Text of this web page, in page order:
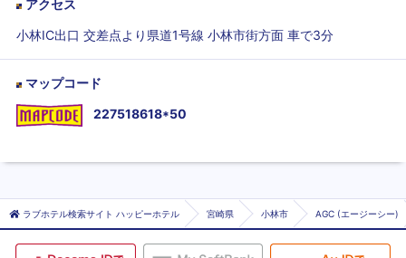
アクセス
小林IC出口 交差点より県道1号線 小林市街方面 車で3分
マップコード
227518618*50
ラブホテル検索サイト ハッピーホテル 宮崎県 小林市 AGC (エージーシー)